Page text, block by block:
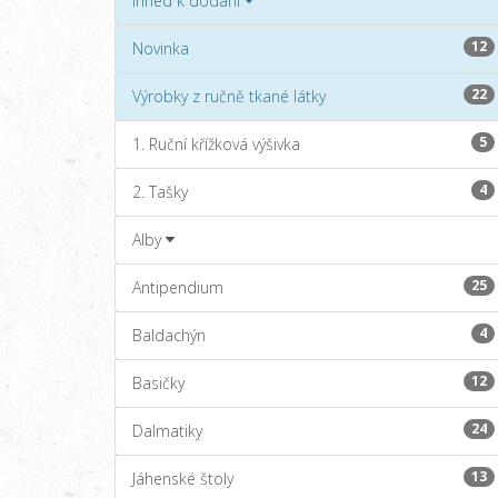
Novinka 12
Výrobky z ručně tkané látky 22
1. Ruční křížková výšivka 5
2. Tašky 4
Alby
Antipendium 25
Baldachýn 4
Basičky 12
Dalmatiky 24
Jáhenské štoly 13